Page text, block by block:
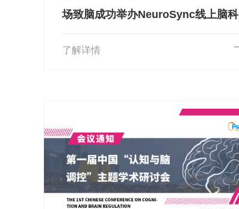
场致脑成功举办NeuroSync线上脑科
了解详情